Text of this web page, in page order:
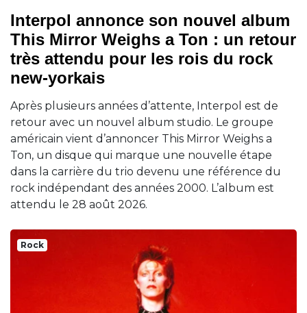
Interpol annonce son nouvel album
This Mirror Weighs a Ton : un retour
très attendu pour les rois du rock
new-yorkais
Après plusieurs années d’attente, Interpol est de
retour avec un nouvel album studio. Le groupe
américain vient d’annoncer This Mirror Weighs a
Ton, un disque qui marque une nouvelle étape
dans la carrière du trio devenu une référence du
rock indépendant des années 2000. L’album est
attendu le 28 août 2026.
Rock